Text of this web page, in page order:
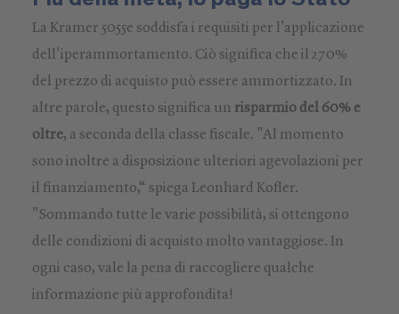
La Kramer 5055e soddisfa i requisiti per l'applicazione
dell'iperammortamento. Ciò significa che il 270%
del prezzo di acquisto può essere ammortizzato. In
altre parole, questo significa un risparmio del 60% e
oltre, a seconda della classe fiscale. "Al momento
sono inoltre a disposizione ulteriori agevolazioni per
il finanziamento,“ spiega Leonhard Kofler.
"Sommando tutte le varie possibilità, si ottengono
delle condizioni di acquisto molto vantaggiose. In
ogni caso, vale la pena di raccogliere qualche
informazione più approfondita!